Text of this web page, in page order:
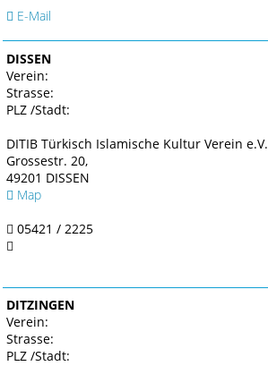
E-Mail
DISSEN
Verein:
Strasse:
PLZ /Stadt:
DITIB Türkisch Islamische Kultur Verein e.V.
Grossestr. 20,
49201 DISSEN
Map
05421 / 2225
DITZINGEN
Verein:
Strasse:
PLZ /Stadt: